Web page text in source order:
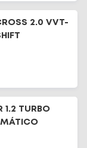
2.0 VVT-
TURBO